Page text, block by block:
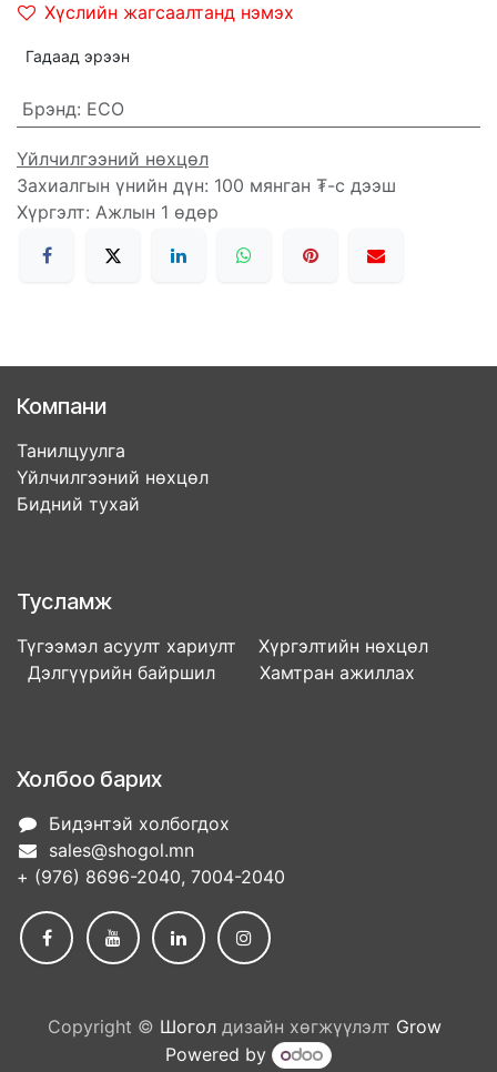
Хүслийн жагсаалтанд нэмэх
Гадаад эрээн
Брэнд: ECO
Үйлчилгээний нөхцөл
Захиалгын үнийн дүн: 100 мянган ₮-с дээш
Хүргэлт: Ажлын 1 өдөр
Компани
Танилцуулга
Үйлчилгээний нөхцөл
Бидний тухай
Тусламж
Түгээмэл асуулт хариулт Хүргэлтийн нөхцөл
Дэлгүүрийн байршил Хамтран ажиллах
Холбоо барих
Бидэнтэй холбогдох
sales@shogol.mn
+ (976) 8696-2040, 7004-2040
Copyright © Шоголдизайн хөгжүүлэлт Grow
Powered by